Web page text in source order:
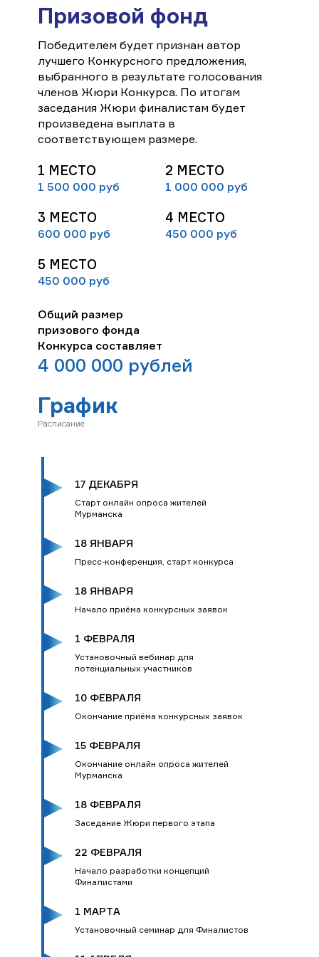
Призовой фонд
Победителем будет признан автор
лучшего Конкурсного предложения,
выбранного в результате голосования
членов Жюри Конкурса. По итогам
заседания Жюри финалистам будет
произведена выплата в
соответствующем размере.
1 МЕСТО
1 500 000 руб
2 МЕСТО
1 000 000 руб
3 МЕСТО
600 000 руб
4 МЕСТО
450 000 руб
5 МЕСТО
450 000 руб
Общий размер
призового фонда
Конкурса составляет
4 000 000 рублей
График
Расписание
17 ДЕКАБРЯ
Старт онлайн опроса жителей
Мурманска
18 ЯНВАРЯ
Пресс-конференция, старт конкурса
18 ЯНВАРЯ
Начало приёма конкурсных заявок
1 ФЕВРАЛЯ
Установочный вебинар для
потенциальных участников
10 ФЕВРАЛЯ
Окончание приёма конкурсных заявок
15 ФЕВРАЛЯ
Окончание онлайн опроса жителей
Мурманска
18 ФЕВРАЛЯ
Заседание Жюри первого этапа
22 ФЕВРАЛЯ
Начало разработки концепций
Финалистами
1 МАРТA
Установочный семинар для Финалистов